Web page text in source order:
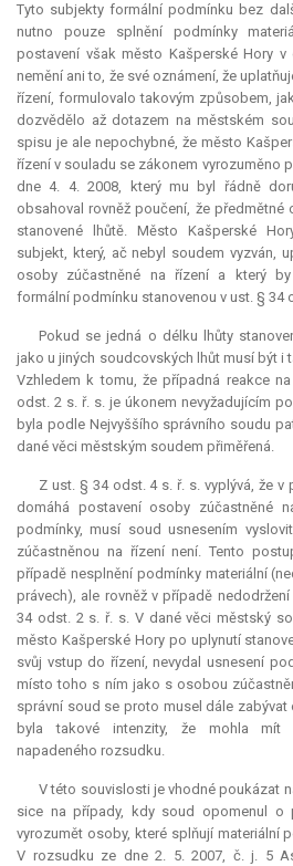
Tyto subjekty formální podmínku bez
nutno pouze splnění podmínky
postavení však město Kašperské Hory
nemění ani to, že své oznámení, že
řízení, formulovalo takovým způsobem,
dozvědělo až dotazem na městském
spisu je ale nepochybné, že město
řízení v souladu se zákonem vyrozuměno
dne 4. 4. 2008, který mu byl řádně
obsahoval rovněž poučení, že
stanovené lhůtě. Město Kašperské
subjekt, který, ač nebyl soudem vyzván,
osoby zúčastněné na řízení a který
formální podmínku stanovenou v ust. § 34
Pokud se jedná o délku lhůty
jako u jiných soudcovských lhůt musí být i
Vzhledem k tomu, že případná reakce
odst. 2 s. ř. s. je úkonem nevyžadujícím
byla podle Nejvyššího správního soudu
dané věci městským soudem přiměřená.
Z ust. § 34 odst. 4 s. ř. s. vyplývá, že
domáhá postavení osoby zúčastněné
podmínky, musí soud usnesením
zúčastněnou na řízení není. Tento
případě nesplnění podmínky materiální
právech), ale rovněž v případě
34 odst. 2 s. ř. s. V dané věci městský
město Kašperské Hory po uplynutí
svůj vstup do řízení, nevydal usnesení
místo toho s ním jako s osobou
správní soud se proto musel dále
byla takové intenzity, že mohla mít
napadeného rozsudku.
V této souvislosti je vhodné poukázat
sice na případy, kdy soud opomenul o
vyrozumět osoby, které splňují materiální
V rozsudku ze dne 2. 5. 2007, č. j. 5